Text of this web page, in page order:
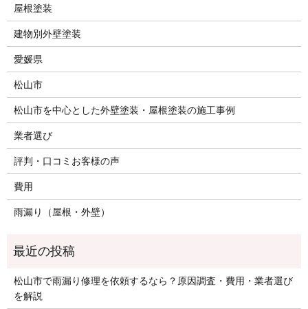
屋根塗装
建物別外壁塗装
愛媛県
松山市
松山市を中心とした外壁塗装・屋根塗装の施工事例
業者選び
評判・口コミお客様の声
費用
雨漏り（屋根・外壁）
松山市で雨漏り修理を依頼するなら？原因調査・費用・業者選び
を解説